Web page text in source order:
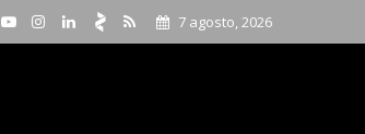
7 agosto, 2026